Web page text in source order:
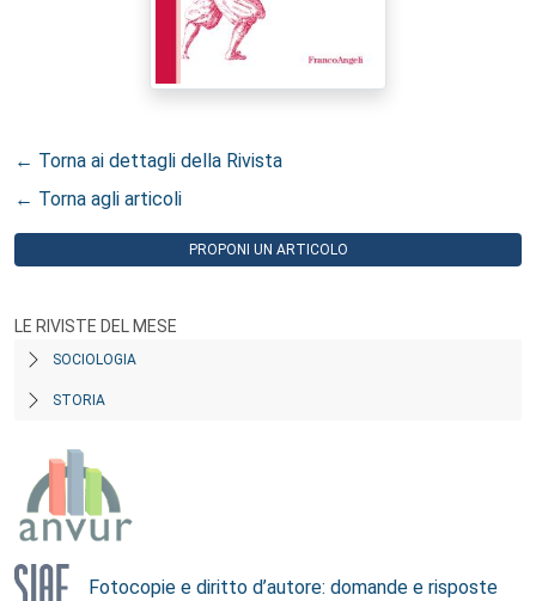
← Torna ai dettagli della Rivista
← Torna agli articoli
PROPONI UN ARTICOLO
LE RIVISTE DEL MESE
SOCIOLOGIA
STORIA
Fotocopie e diritto d’autore: domande e risposte